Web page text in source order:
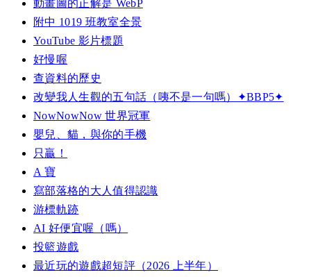
動畫圖的正解是 WebP
附中 1019 班教室全景
YouTube 影片標題
好慢喔
查資料的歷史
改變我人生觀的五句話（咦不是一句嗎）✦BBP5✦
NowNowNow 世界冠軍
嬰兒、貓，與你的手機
只贏！
A 寶
寫部落格的大人值得認識
游標軌跡
AI 好便宜喔（嗎）
投籃遊戲
最近玩的遊戲超短評（2026 上半年）